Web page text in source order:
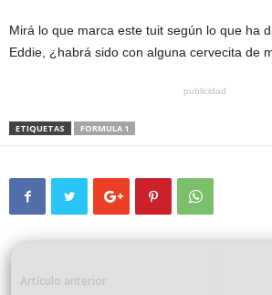
Mirá lo que marca este tuit según lo que ha
Eddie, ¿habrá sido con alguna cervecita de
publicidad
ETIQUETAS FORMULA 1
Artículo anterior